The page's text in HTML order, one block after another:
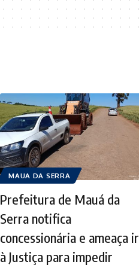
MAUA DA SERRA
Prefeitura de Mauá da
Serra notifica
concessionária e ameaça ir
à Justiça para impedir